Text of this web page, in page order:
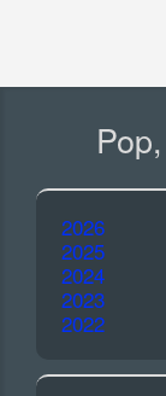
2026
2025
2024
2023
2022